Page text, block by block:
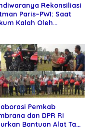
Rekonsiliasi
Paris–PWI: Saat
Kalah Oleh
Pemkab
dan DPR RI
Bantuan Alat Tani